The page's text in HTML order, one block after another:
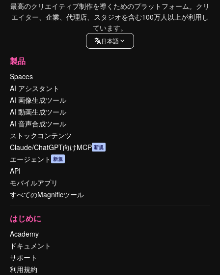
最高のクリエイティブ制作を導くためのプラットフォーム。クリ
エイター、企業、代理店、スタジオを含む100万人以上が利用し
ています。
日本語
製品
Spaces
AI アシスタント
AI 画像生成ツール
AI 動画生成ツール
AI 音声合成ツール
ストックコンテンツ
Claude/ChatGPT向けMCP 新規
エージェント 新規
API
モバイルアプリ
すべてのMagnificツール
はじめに
Academy
ドキュメント
サポート
利用規約